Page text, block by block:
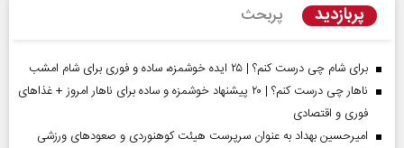
پربازدید پربحث
برای شام چی درست کنم؟ | ۲۵ ایده خوشمزه، ساده و فوری برای شام امشب
ناهار چی درست کنم؟ | ۲۰ پیشنهاد خوشمزه و ساده برای ناهار امروز + غذاهای
فوری و اقتصادی
امیرحسین بهداد به عنوان سرپرست هیئت کوهنوردی و صعودهای ورزشی